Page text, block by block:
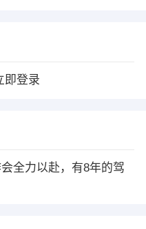
即登录
全力以赴，有8年的驾